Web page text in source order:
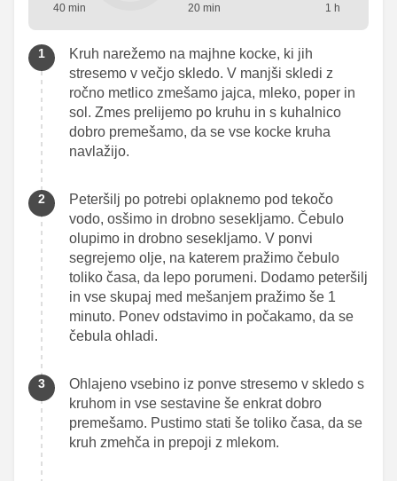
40 min
20 min
1 h
Kruh narežemo na majhne kocke, ki jih
stresemo v večjo skledo. V manjši skledi z
ročno metlico zmešamo jajca, mleko, poper in
sol. Zmes prelijemo po kruhu in s kuhalnico
dobro premešamo, da se vse kocke kruha
navlažijo.
Peteršilj po potrebi oplaknemo pod tekočo
vodo, osšimo in drobno sesekljamo. Čebulo
olupimo in drobno sesekljamo. V ponvi
segrejemo olje, na katerem pražimo čebulo
toliko časa, da lepo porumeni. Dodamo peteršilj
in vse skupaj med mešanjem pražimo še 1
minuto. Ponev odstavimo in počakamo, da se
čebula ohladi.
Ohlajeno vsebino iz ponve stresemo v skledo s
kruhom in vse sestavine še enkrat dobro
premešamo. Pustimo stati še toliko časa, da se
kruh zmehča in prepoji z mlekom.